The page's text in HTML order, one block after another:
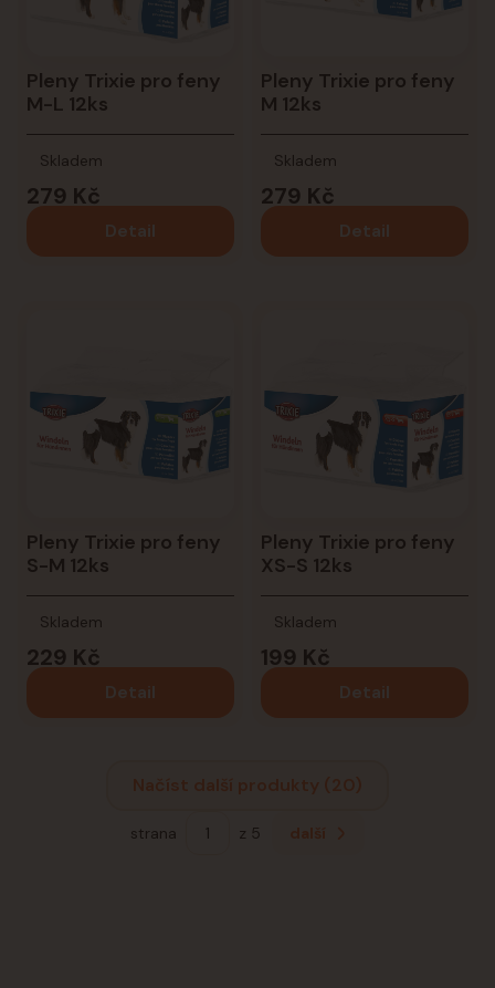
Pleny Trixie pro feny
M-L 12ks
279 Kč
Skladem
Detail
Pleny Trixie pro feny
M 12ks
279 Kč
Skladem
Detail
Pleny Trixie pro feny
S-M 12ks
229 Kč
Skladem
Detail
Pleny Trixie pro feny
XS-S 12ks
199 Kč
Skladem
Detail
Načíst další produkty (20)
strana z 5 další